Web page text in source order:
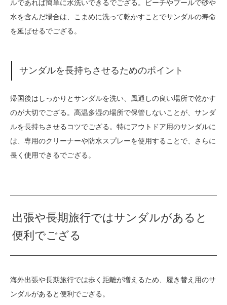
ルであれば簡単に水洗いできるでござる。ビーチやプールで砂や
水を含んだ場合は、こまめに洗って乾かすことでサンダルの寿命
を延ばせるでござる。
サンダルを長持ちさせるためのポイント
帰国後はしっかりとサンダルを洗い、風通しの良い場所で乾かす
のが大切でござる。高温多湿の場所で保管しないことが、サンダ
ルを長持ちさせるコツでござる。特にアウトドア用のサンダルに
は、専用のクリーナーや防水スプレーを使用することで、さらに
長く使用できるでござる。
出張や長期旅行ではサンダルがあると
便利でござる
海外出張や長期旅行では歩く距離が増えるため、履き替え用のサ
ンダルがあると便利でござる。